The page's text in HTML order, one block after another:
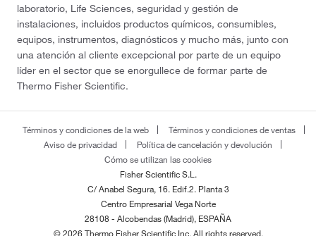
laboratorio, Life Sciences, seguridad y gestión de
instalaciones, incluidos productos químicos, consumibles,
equipos, instrumentos, diagnósticos y mucho más, junto con
una atención al cliente excepcional por parte de un equipo
líder en el sector que se enorgullece de formar parte de
Thermo Fisher Scientific.
Términos y condiciones de la web
Términos y condiciones de ventas
Aviso de privacidad
Política de cancelación y devolución
Cómo se utilizan las cookies
Fisher Scientific S.L.
C/ Anabel Segura, 16. Edif.2. Planta 3
Centro Empresarial Vega Norte
28108 - Alcobendas (Madrid), ESPAÑA
© 2026 Thermo Fisher Scientific Inc. All rights reserved.